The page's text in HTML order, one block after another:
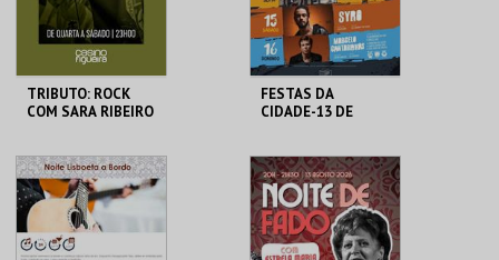
COMPRAR COMPRAR
TRIBUTO: ROCK
COM SARA RIBEIRO
CASINO FIGUEIRA
MAIS INFO
FESTAS DA
CIDADE-13 DE
C.C. DE SANTA
COMBA DÃO
MAIS INFO